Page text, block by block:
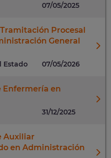
07/05/2025
Tramitación Procesal
General
Estado 07/05/2026
Enfermería en
31/12/2025
Auxiliar
en Administración